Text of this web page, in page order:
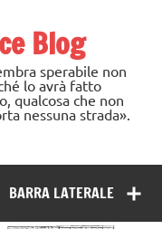
Blog
sperabile non
lo avrà fatto
qualcosa che non
nessuna strada».
BARRA LATERALE